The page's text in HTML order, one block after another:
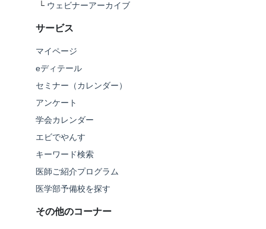
└ ウェビナーアーカイブ
サービス
マイページ
eディテール
セミナー（カレンダー）
アンケート
学会カレンダー
エビでやんす
キーワード検索
医師ご紹介プログラム
医学部予備校を探す
その他のコーナー